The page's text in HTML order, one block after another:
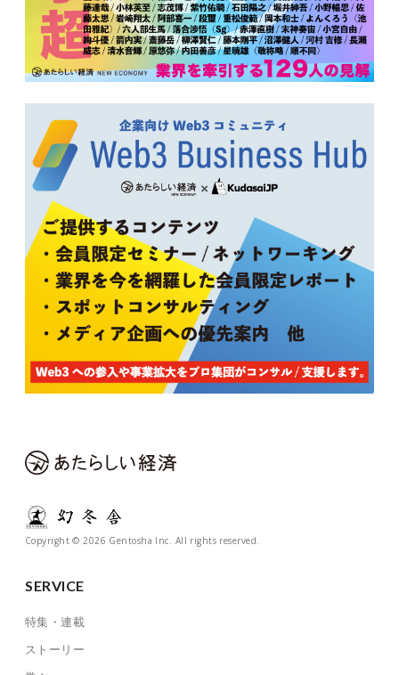
Copyright © 2026 Gentosha Inc. All rights reserved.
SERVICE
特集・連載
ストーリー